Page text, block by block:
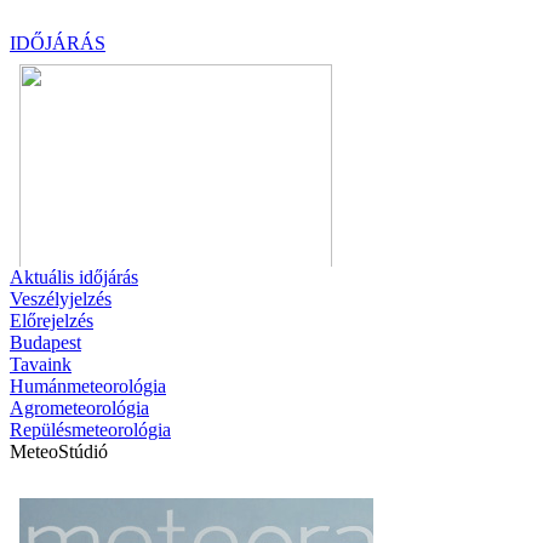
IDŐJÁRÁS
Aktuális időjárás
Veszélyjelzés
Előrejelzés
Budapest
Tavaink
Humánmeteorológia
Agrometeorológia
Repülésmeteorológia
MeteoStúdió